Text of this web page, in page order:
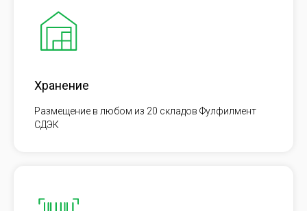
Хранение
Размещение в любом из 20 складов Фулфилмент
СДЭК